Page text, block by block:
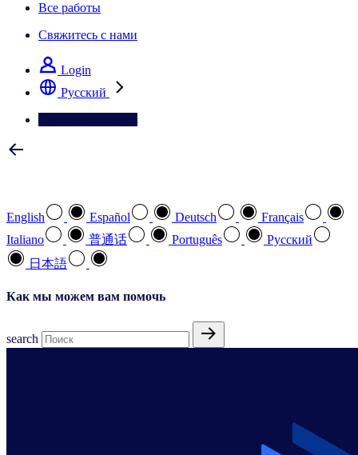
Все работы
Свяжитесь с нами
Login
Pусский
English Español Deutsch
Français
Italiano
普通话 Português
Pусский
日本語
Как мы можем вам помочь
search